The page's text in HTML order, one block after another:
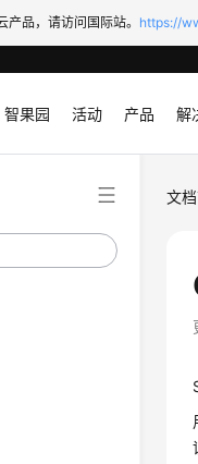
品，请访问国际站。 https://
智果园 活动 产品 解
文